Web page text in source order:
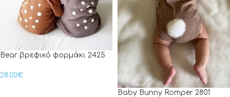
Bear βρεφικό φορμάκι 2425
28.00€
Baby Bunny Romper 2801